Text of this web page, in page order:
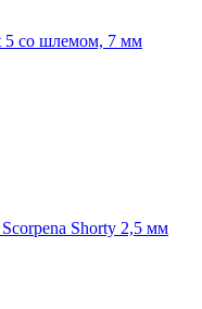
5 со шлемом, 7 мм
Shorty 2,5 мм